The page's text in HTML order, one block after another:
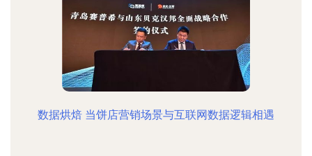
数据烘焙 当饼店营销场景与互联网数据逻辑相遇